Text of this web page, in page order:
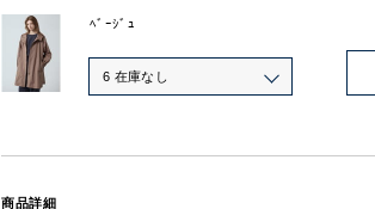
ﾍﾞｰｼﾞｭ
6 在庫なし
商品詳細